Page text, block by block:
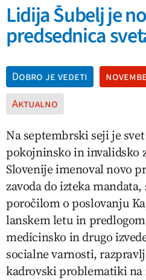
Lidija Šubelj je
predsednica
Dobro je vedeti
Aktualno
Na septembrski seji je svet
pokojninsko in invalidsko
Slovenije imenoval novo
zavoda do izteka mandata,
poročilom o poslovanju
lanskem letu in
medicinsko in drugo
socialne varnosti,
kadrovski problematiki na